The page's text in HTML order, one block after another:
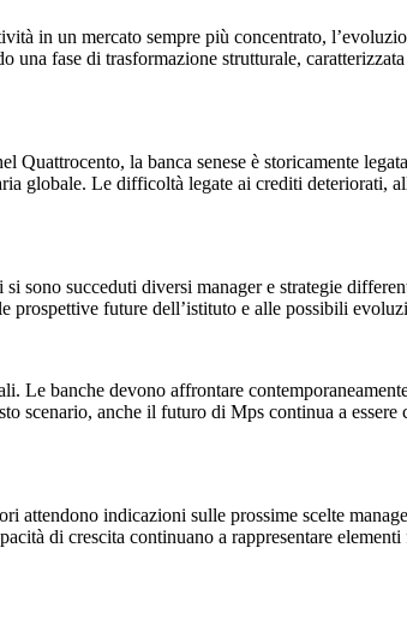
in un mercato sempre più concentrato,
fase di trasformazione strutturale,
la banca senese è storicamente
globale. Le difficoltà legate ai crediti deteriorati,
succeduti diversi manager e strategie
future dell’istituto e alle possibili
Le banche devono affrontare
scenario, anche il futuro di Mps continua a
attendono indicazioni sulle prossime scelte
di crescita continuano a rappresentare